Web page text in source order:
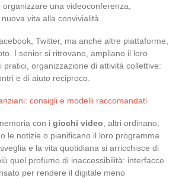
una videoconferenza,
vita alla convivialità.
Twitter, ma anche altre piattaforme,
I senior si ritrovano, ampliano il loro
organizzazione di attività collettive:
e di aiuto reciproco.
consigli e modelli raccomandati
con i giochi video , altri ordinano,
le notizie o pianificano il loro programma
e la vita quotidiana si arricchisce di
quel profumo di inaccessibilità: interfacce
per rendere il digitale meno